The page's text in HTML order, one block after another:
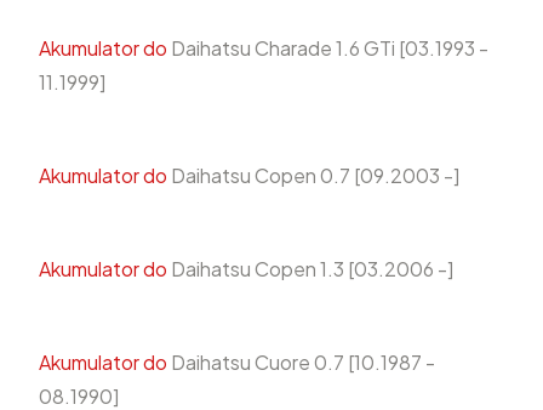
Akumulator do Daihatsu Charade 1.6 GTi [03.1993 -
11.1999]
Akumulator do Daihatsu Copen 0.7 [09.2003 -]
Akumulator do Daihatsu Copen 1.3 [03.2006 -]
Akumulator do Daihatsu Cuore 0.7 [10.1987 -
08.1990]